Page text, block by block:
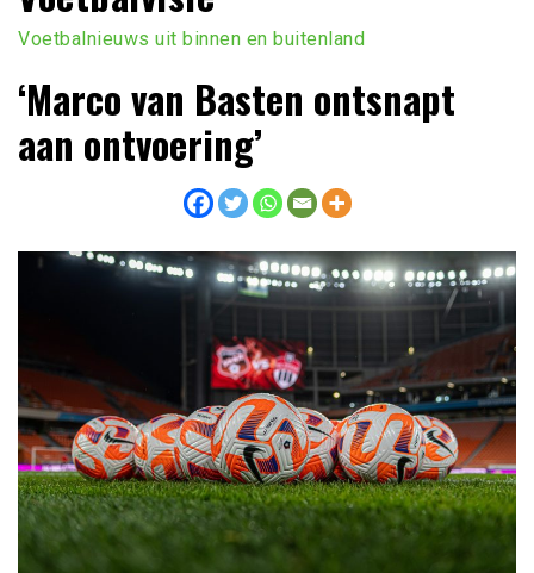
Voetbalnieuws uit binnen en buitenland
‘Marco van Basten ontsnapt
aan ontvoering’